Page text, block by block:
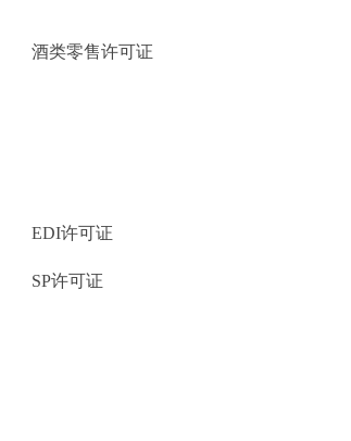
酒类零售许可证
EDI许可证
SP许可证